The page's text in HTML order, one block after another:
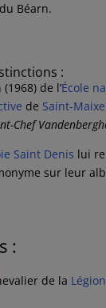
Béarn.
:
de l’École
de Saint-
Chef
Saint Denis lui
sur leur
:
de la